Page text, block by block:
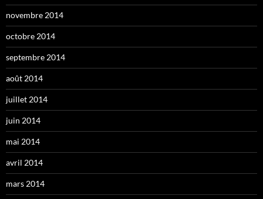
novembre 2014
octobre 2014
septembre 2014
août 2014
juillet 2014
juin 2014
mai 2014
avril 2014
mars 2014